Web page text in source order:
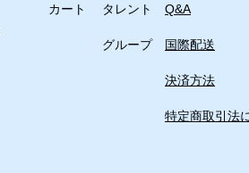
カート タレント
グループ
Q&A
国際配送
決済方法
特定商取引法